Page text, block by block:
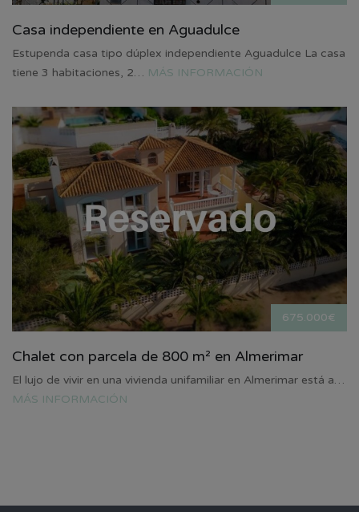
Casa independiente en Aguadulce
Estupenda casa tipo dúplex independiente Aguadulce La casa
tiene 3 habitaciones, 2… MÁS INFORMACIÓN
675.000€
Chalet con parcela de 800 m² en Almerimar
El lujo de vivir en una vivienda unifamiliar en Almerimar está a…
MÁS INFORMACIÓN